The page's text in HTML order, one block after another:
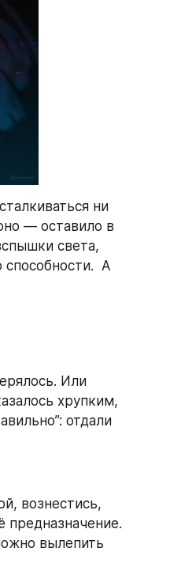
ни
— оставило в
света,
А
Или
хрупким,
отдали
вознестись,
предназначение.
вылепить